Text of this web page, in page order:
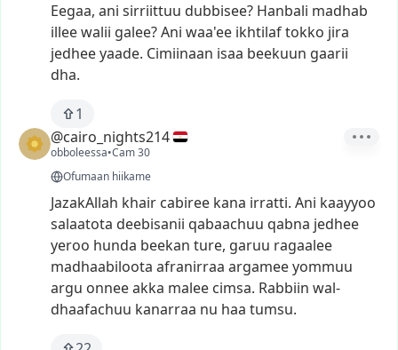
Eegaa, ani sirriittuu dubbisee? Hanbali madhab
illeewalii galee?Ani waa'ee ikhtilaftokko jira
jedheeyaade. Cimiinaan isaa beekuun gaarii
dha.
1
@cairo_nights214
obboleessa•Cam 30
Ofumaan hiikame
JazakAllah khair cabiree kana irratti. Ani kaayyoo
salaatota deebisanii qabaachuu qabna jedhee
yeroo hunda beekan ture, garuu ragaalee
madhaabiloota afranirraa argameeyommuu
argu onneeakka malee cimsa. Rabbiin wal-
dhaafachuu kanarraa nu haa tumsu.